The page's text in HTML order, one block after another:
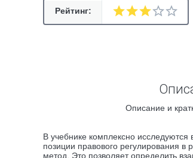
Рейтинг:
Описание и
В учебнике комплексно
позиции правового регулирования
метод. Это позволяет определить